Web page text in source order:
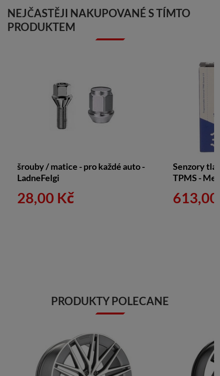
NEJČASTĚJI NAKUPOVANÉ S TÍMTO
PRODUKTEM
šrouby / matice - pro každé auto -
LadneFelgi
28,00 Kč
Senzory
TPMS -
PRODUKTY POLECANE